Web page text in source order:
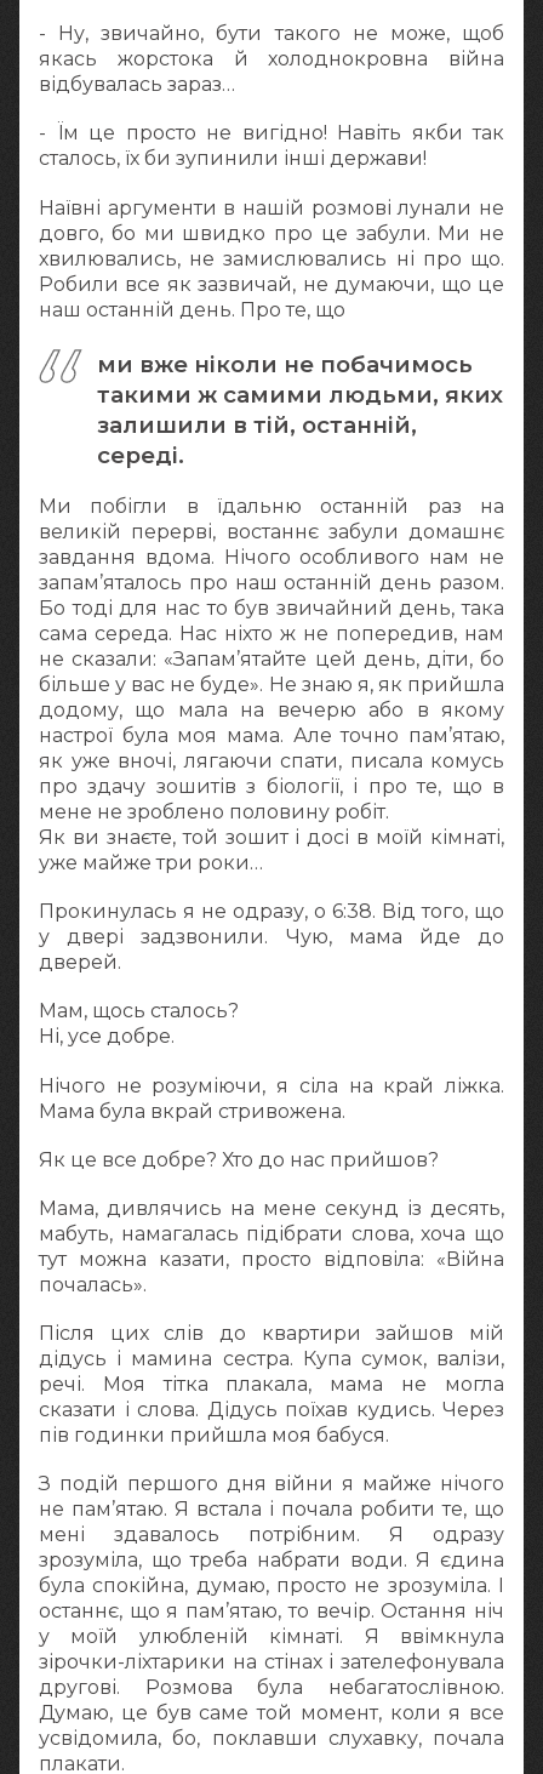
- Ну, звичайно, бути такого не може, щоб
якась жорстока й холоднокровна війна
відбувалась зараз…
- Їм це просто не вигідно! Навіть якби так
сталось, їх би зупинили інші держави!
Наївні аргументи в нашій розмові лунали не
довго, бо ми швидко про це забули. Ми не
хвилювались, не замислювались ні про що.
Робили все як зазвичай, не думаючи, що це
наш останній день. Про те, що
ми вже ніколи не побачимось
такими ж самими людьми, яких
залишили в тій, останній,
середі.
Ми побігли в їдальню останній раз на
великій перерві, востаннє забули домашнє
завдання вдома. Нічого особливого нам не
запам’яталось про наш останній день разом.
Бо тоді для нас то був звичайний день, така
сама середа. Нас ніхто ж не попередив, нам
не сказали: «Запам’ятайте цей день, діти, бо
більше у вас не буде». Не знаю я, як прийшла
додому, що мала на вечерю або в якому
настрої була моя мама. Але точно пам’ятаю,
як уже вночі, лягаючи спати, писала комусь
про здачу зошитів з біології, і про те, що в
мене не зроблено половину робіт.
Як ви знаєте, той зошит і досі в моїй кімнаті,
уже майже три роки…
Прокинулась я не одразу, о 6:38. Від того, що
у двері задзвонили. Чую, мама йде до
дверей.
Мам, щось сталось?
Ні, усе добре.
Нічого не розуміючи, я сіла на край ліжка.
Мама була вкрай стривожена.
Як це все добре? Хто до нас прийшов?
Мама, дивлячись на мене секунд із десять,
мабуть, намагалась підібрати слова, хоча що
тут можна казати, просто відповіла: «Війна
почалась».
Після цих слів до квартири зайшов мій
дідусь і мамина сестра. Купа сумок, валізи,
речі. Моя тітка плакала, мама не могла
сказати і слова. Дідусь поїхав кудись. Через
пів годинки прийшла моя бабуся.
З подій першого дня війни я майже нічого
не пам’ятаю. Я встала і почала робити те, що
мені здавалось потрібним. Я одразу
зрозуміла, що треба набрати води. Я єдина
була спокійна, думаю, просто не зрозуміла. І
останнє, що я пам’ятаю, то вечір. Остання ніч
у моїй улюбленій кімнаті. Я ввімкнула
зірочки-ліхтарики на стінах і зателефонувала
другові. Розмова була небагатослівною.
Думаю, це був саме той момент, коли я все
усвідомила, бо, поклавши слухавку, почала
плакати.